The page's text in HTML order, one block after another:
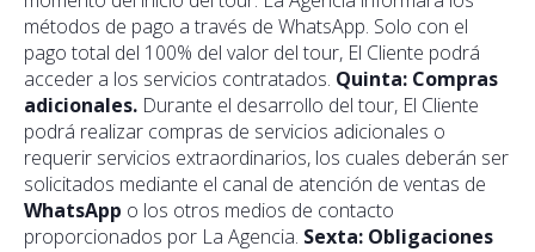
métodos de pago a través de WhatsApp. Solo con el
pago total del 100% del valor del tour, El Cliente podrá
acceder a los servicios contratados. Quinta: Compras
adicionales. Durante el desarrollo del tour, El Cliente
podrá realizar compras de servicios adicionales o
requerir servicios extraordinarios, los cuales deberán ser
solicitados mediante el canal de atención de ventas de
WhatsApp o los otros medios de contacto
proporcionados por La Agencia. Sexta: Obligaciones